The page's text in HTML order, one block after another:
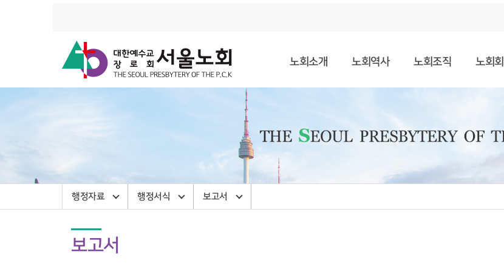
노회소개 노회역사 노회조직 노회
행정자료 행정서식 보고서
보고서